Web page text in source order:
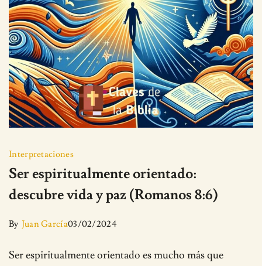
Interpretaciones
Ser espiritualmente orientado:
descubre vida y paz (Romanos 8:6)
By Juan García03/02/2024
Ser espiritualmente orientado es mucho más que